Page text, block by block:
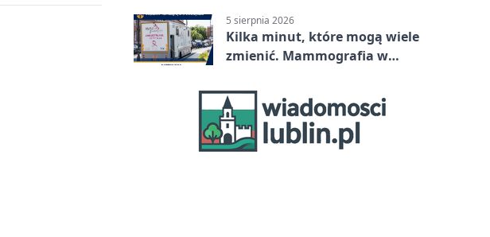
5 sierpnia 2026
Kilka minut, które mogą wiele
zmienić. Mammografia w